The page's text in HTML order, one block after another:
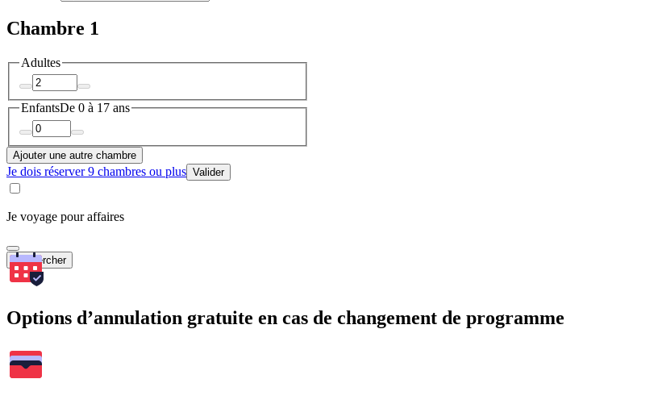
Chambre 1
Adultes
EnfantsDe 0 à 17 ans
Ajouter une autre chambre
Je dois réserver 9 chambres ou plus Valider
Je voyage pour affaires
Rechercher
Options d’annulation gratuite en cas de changement de programme